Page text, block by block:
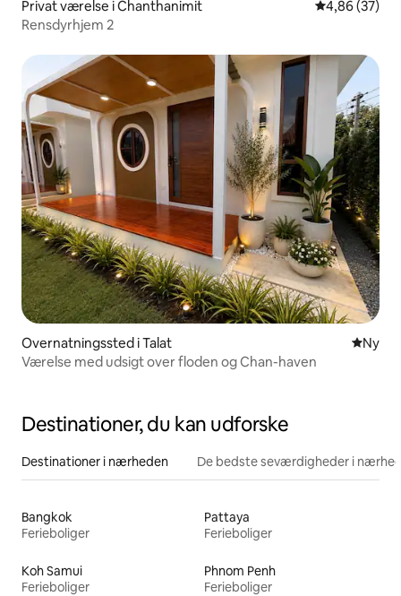
Privat værelse i Chanthanimit 4,86 ud af 5 i
4,86 (37)
Rensdyrhjem 2
Overnatningssted i Talat Nyt
Ny
Værelse med udsigt over floden og Chan-haven
Destinationer, du kan udforske
Destinationer i nærheden De bedste seværdigheder i
Bangkok
Ferieboliger
Pattaya
Ferieboliger
Koh Samui
Ferieboliger
Phnom Penh
Ferieboliger